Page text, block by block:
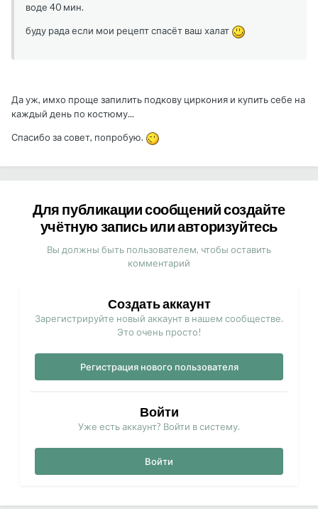
воде 40 мин.
буду рада если мои рецепт спасёт ваш халат
Да уж, имхо проще запилить подкову циркония и купить себе на
каждый день по костюму...
Спасибо за совет, попробую.
Для публикации сообщений создайте
учётную запись или авторизуйтесь
Вы должны быть пользователем, чтобы оставить
комментарий
Создать аккаунт
Зарегистрируйте новый аккаунт в нашем сообществе.
Это очень просто!
Регистрация нового пользователя
Войти
Уже есть аккаунт? Войти в систему.
Войти